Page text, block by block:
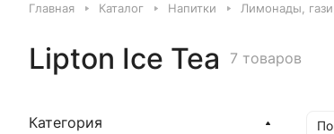
Главная Каталог Напитки Лимонады,
Lipton Ice Tea 7 товаров
Категория